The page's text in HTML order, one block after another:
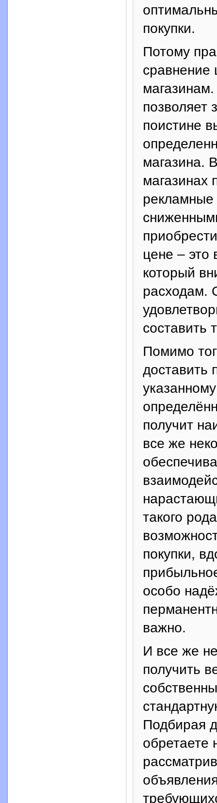
покупки.
Потому
сравнение
позволяет
поистине
магазина.
магазинах
рекламные
цене – это
который
расходам.
составить
Помимо
доставить
получит
все же
такого
покупки,
особо
важно.
И все же
получить
Подбирая
обретаете